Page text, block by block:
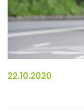
22.10.2020